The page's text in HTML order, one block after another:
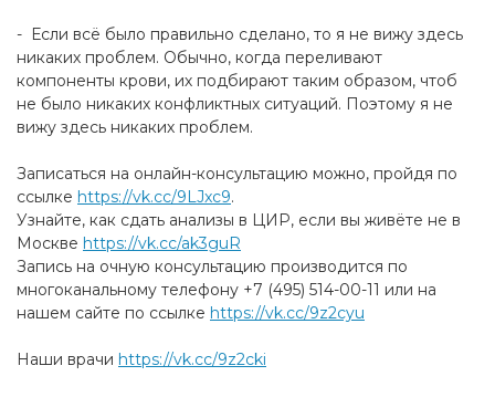
- Если всё было правильно сделано, то я не вижу здесь
никаких проблем. Обычно, когда переливают
компоненты крови, их подбирают таким образом, чтоб
не было никаких конфликтных ситуаций. Поэтому я не
вижу здесь никаких проблем.
Записаться на онлайн-консультацию можно, пройдя по
ссылке https://vk.cc/9LJxc9.
Узнайте, как сдать анализы в ЦИР, если вы живёте не в
Москве https://vk.cc/ak3guR
Запись на очную консультацию производится по
многоканальному телефону +7 (495) 514-00-11 или на
нашем сайте по ссылке https://vk.cc/9z2cyu
Наши врачи https://vk.cc/9z2cki